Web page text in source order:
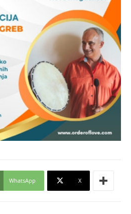
WhatsApp X